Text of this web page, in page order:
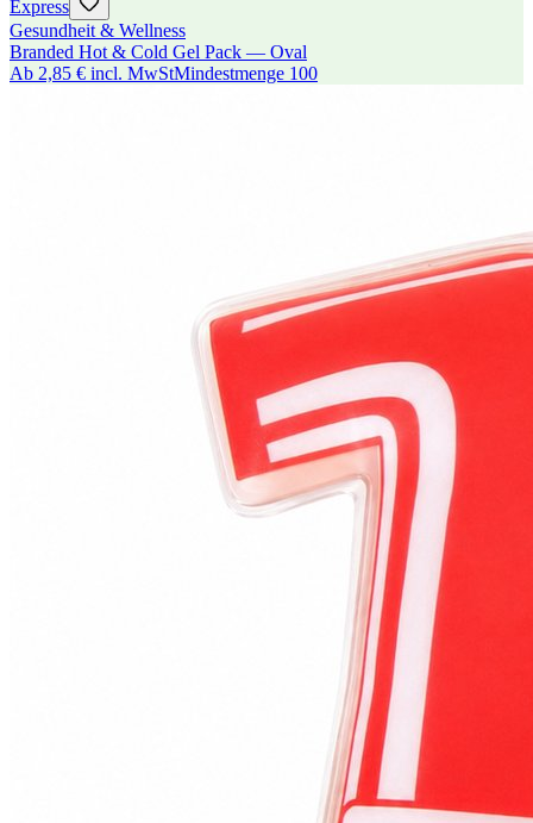
Express
Gesundheit & Wellness
Branded Hot & Cold Gel Pack — Oval
Ab 2,85 € incl. MwStMindestmenge 100